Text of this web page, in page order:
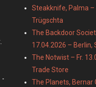
-
Steakknife, Palma –
Trügschta
The Backdoor
17.04.2026 – Berlin,
The Notwist – Fr.
Trade Store
The Planets, Bernar